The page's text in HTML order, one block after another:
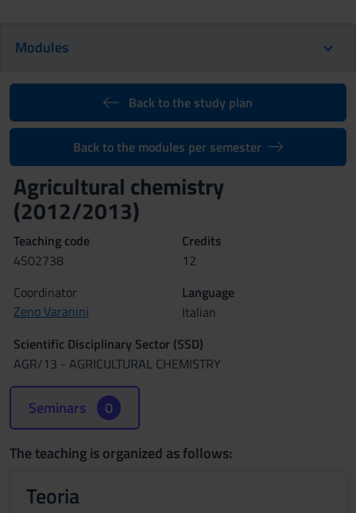
Modules
Back to the study plan
Back to the modules per semester
Agricultural chemistry
(2012/2013)
Teaching code
4S02738
Credits
12
Coordinator
Zeno Varanini
Language
Italian
Scientific Disciplinary Sector (SSD)
AGR/13 - AGRICULTURAL CHEMISTRY
Seminars 0
The teaching is organized as follows:
Teoria